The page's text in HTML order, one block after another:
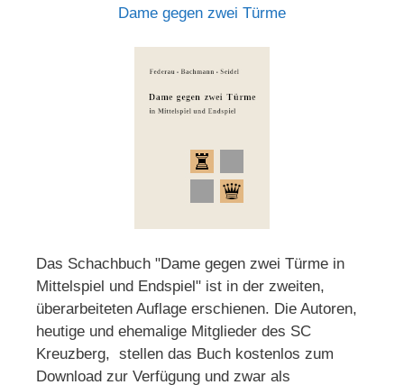
Dame gegen zwei Türme
Das Schachbuch "Dame gegen zwei Türme in
Mittelspiel und Endspiel" ist in der zweiten,
überarbeiteten Auflage erschienen. Die Autoren,
heutige und ehemalige Mitglieder des SC
Kreuzberg, stellen das Buch kostenlos zum
Download zur Verfügung und zwar als